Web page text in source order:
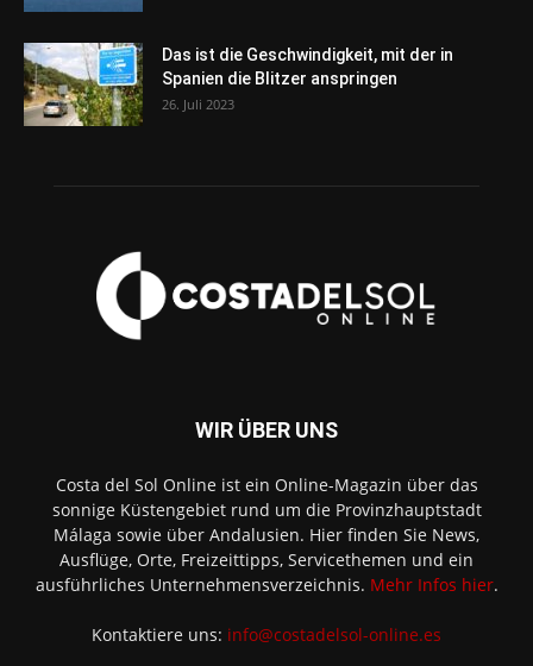
Das ist die Geschwindigkeit, mit der in
Spanien die Blitzer anspringen
26. Juli 2023
WIR ÜBER UNS
Costa del Sol Online ist ein Online-Magazin über das
sonnige Küstengebiet rund um die Provinzhauptstadt
Málaga sowie über Andalusien. Hier finden Sie News,
Ausflüge, Orte, Freizeittipps, Servicethemen und ein
ausführliches Unternehmensverzeichnis. Mehr Infos hier.
Kontaktiere uns: info@costadelsol-online.es